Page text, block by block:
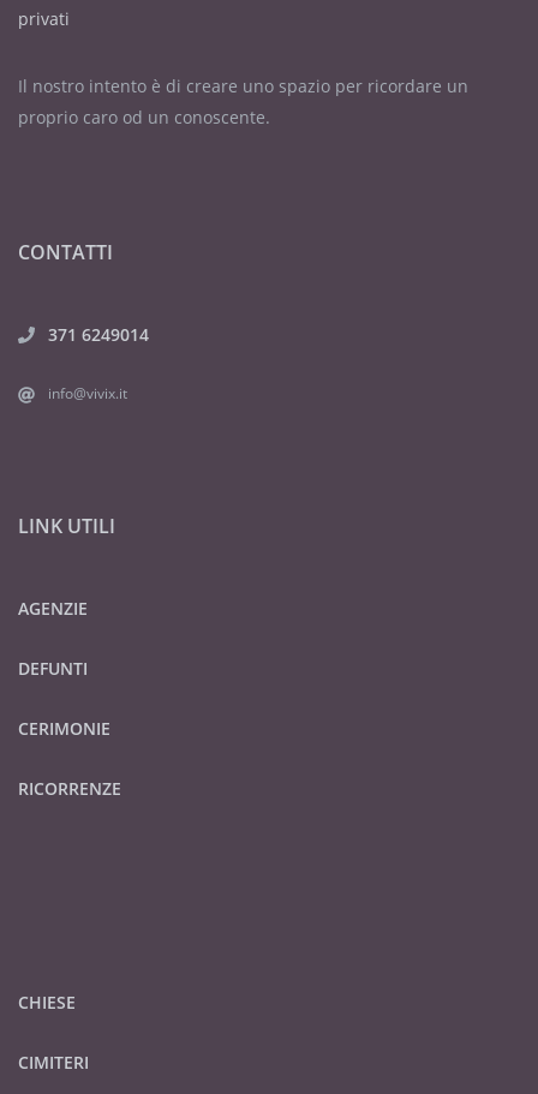
privati
Il nostro intento è di creare uno spazio per ricordare un
proprio caro od un conoscente.
CONTATTI
371 6249014
info@vivix.it
LINK UTILI
AGENZIE
DEFUNTI
CERIMONIE
RICORRENZE
CHIESE
CIMITERI